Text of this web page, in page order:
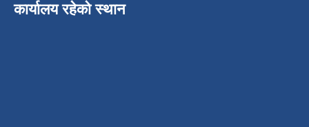
कार्यालय रहेको स्थान